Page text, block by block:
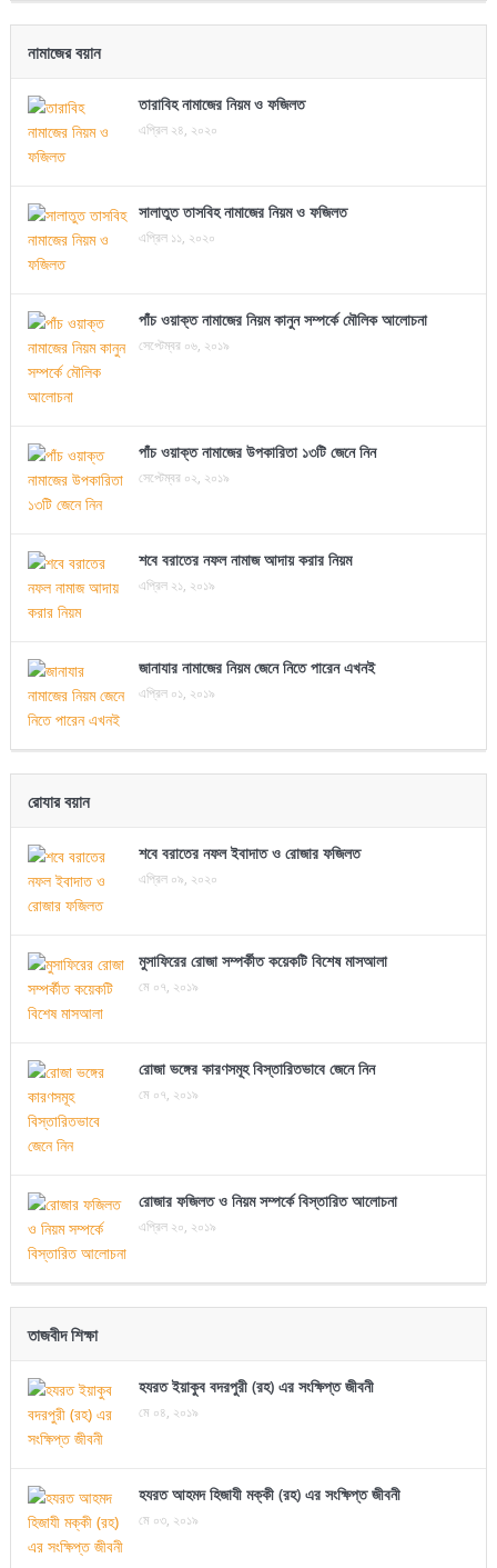
নামাজের বয়ান
তারাবিহ নামাজের নিয়ম ও ফজিলত
এপ্রিল ২৪, ২০২০
সালাতুত তাসবিহ নামাজের নিয়ম ও ফজিলত
এপ্রিল ১১, ২০২০
পাঁচ ওয়াক্ত নামাজের নিয়ম কানুন সম্পর্কে মৌলিক আলোচনা
সেপ্টেম্বর ০৬, ২০১৯
পাঁচ ওয়াক্ত নামাজের উপকারিতা ১৩টি জেনে নিন
সেপ্টেম্বর ০২, ২০১৯
শবে বরাতের নফল নামাজ আদায় করার নিয়ম
এপ্রিল ২১, ২০১৯
জানাযার নামাজের নিয়ম জেনে নিতে পারেন এখনই
এপ্রিল ০১, ২০১৯
রোযার বয়ান
শবে বরাতের নফল ইবাদাত ও রোজার ফজিলত
এপ্রিল ০৯, ২০২০
মুসাফিরের রোজা সম্পর্কীত কয়েকটি বিশেষ মাসআলা
মে ০৭, ২০১৯
রোজা ভঙ্গের কারণসমূহ বিস্তারিতভাবে জেনে নিন
মে ০৭, ২০১৯
রোজার ফজিলত ও নিয়ম সম্পর্কে বিস্তারিত আলোচনা
এপ্রিল ২০, ২০১৯
তাজবীদ শিক্ষা
হযরত ইয়াকুব বদরপুরী (রহ) এর সংক্ষিপ্ত জীবনী
মে ০৪, ২০১৯
হযরত আহমদ হিজাযী মক্কী (রহ) এর সংক্ষিপ্ত জীবনী
মে ০৩, ২০১৯